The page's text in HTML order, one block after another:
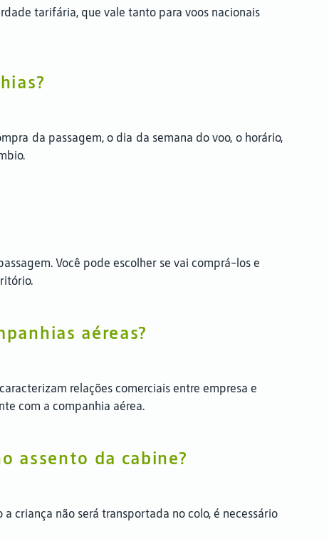
tarifária, que vale tanto para voos nacionais
da passagem, o dia da semana do voo, o horário,
Você pode escolher se vai comprá-los e
aéreas?
relações comerciais entre empresa e
com a companhia aérea.
assento da cabine?
criança não será transportada no colo, é necessário